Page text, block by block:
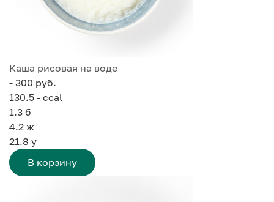
Каша рисовая на воде
- 300 руб.
130.5 - ccal
1.3 б
4.2 ж
21.8 у
В корзину